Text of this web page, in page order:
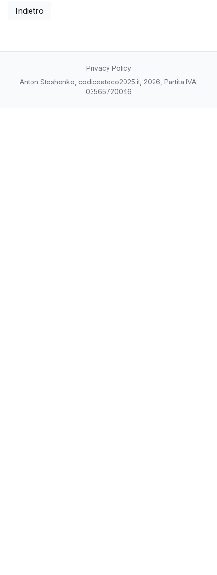
Indietro
Privacy Policy
Anton Steshenko, codiceateco2025.it, 2026, Partita IVA:
03565720046